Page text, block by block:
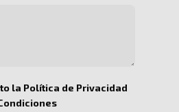
la Política de Privacidad